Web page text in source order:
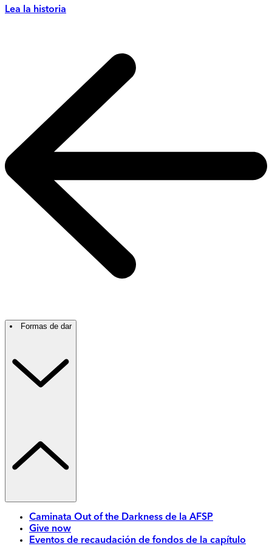
Lea la historia
Formas de dar
Caminata Out of the Darkness de la AFSP
Give now
Eventos de recaudación de fondos de la capítulo